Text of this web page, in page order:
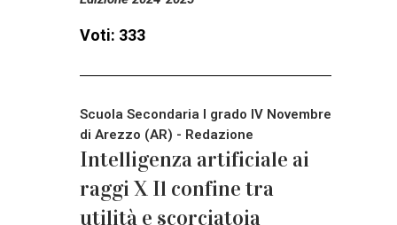
Voti: 333
Scuola Secondaria I grado IV Novembre
di Arezzo (AR) - Redazione
Intelligenza artificiale ai
raggi X Il confine tra
utilità e scorciatoia